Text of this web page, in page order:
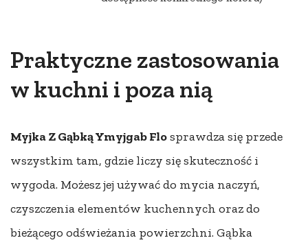
Praktyczne zastosowania
w kuchni i poza nią
Myjka Z Gąbką Ymyjgab Flosprawdza się przede
wszystkim tam, gdzie liczy się skuteczność i
wygoda. Możesz jej używać do mycia naczyń,
czyszczenia elementów kuchennych oraz do
bieżącego odświeżania powierzchni. Gąbka